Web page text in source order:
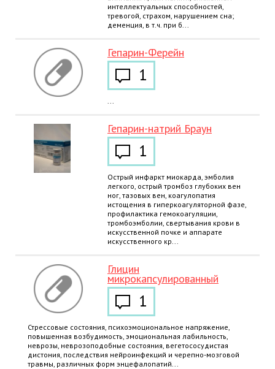
интеллектуальных способностей,
тревогой, страхом, нарушением сна;
деменция, в т.ч. при б...
Гепарин-Ферейн
1
...
Гепарин-натрий Браун
1
Острый инфаркт миокарда, эмболия
легкого, острый тромбоз глубоких вен
ног, тазовых вен, коагулопатия
истощения в гиперкоагуляторной фазе,
профилактика гемокоагуляции,
тромбоэмболии, свертывания крови в
искусственной почке и аппарате
искусственного кр...
Глицин
микрокапсулированный
1
Стрессовые состояния, психоэмоциональное напряжение,
повышенная возбудимость, эмоциональная лабильность,
неврозы, неврозоподобные состояния, вегетососудистая
дистония, последствия нейроинфекций и черепно-мозговой
травмы, различных форм энцефалопатий...